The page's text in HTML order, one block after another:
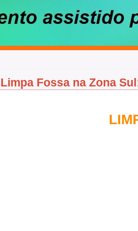
Limpa Fossa na Zona